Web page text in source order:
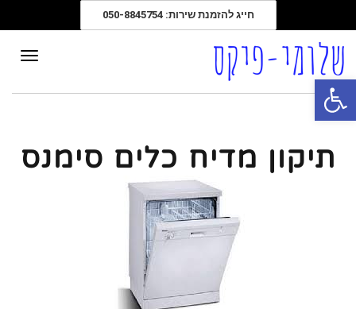
פתח סרגל נגישות
חייג להזמנת שירות: 050-8845754
תיקון מדיח כלים סימנס